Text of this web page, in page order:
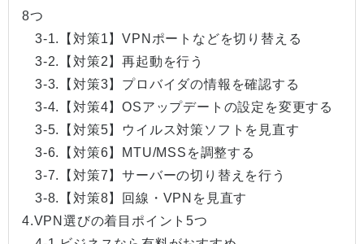
8つ
3-1.【対策1】VPNポートなどを切り替える
3-2.【対策2】再起動を行う
3-3.【対策3】プロバイダの情報を確認する
3-4.【対策4】OSアップデートの設定を変更する
3-5.【対策5】ウイルス対策ソフトを見直す
3-6.【対策6】MTU/MSSを調整する
3-7.【対策7】サーバーの切り替えを行う
3-8.【対策8】回線・VPNを見直す
4.VPN選びの着目ポイント5つ